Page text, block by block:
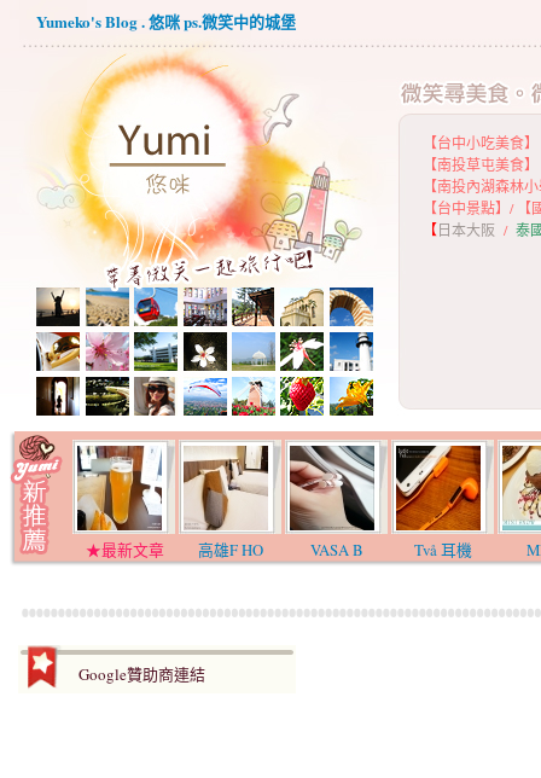
Yumeko's Blog . 悠咪 ps.微笑中的城堡
【台中小吃美食】
【南投草屯美食】
【南投內湖森林
【台中景點】 /
【日本大阪 / 泰
★最新文章 高雄F HO VASA B Två 耳機
Google贊助商連結